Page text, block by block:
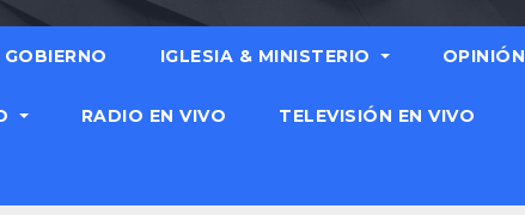
IGLESIA & MINISTERIO OPINIÓN
RADIO EN VIVO TELEVISIÓN EN VIVO